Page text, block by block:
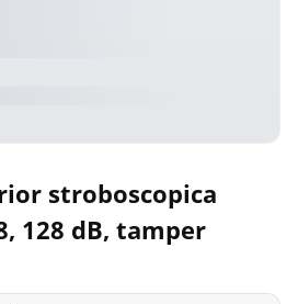
stroboscopica
128 dB, tamper